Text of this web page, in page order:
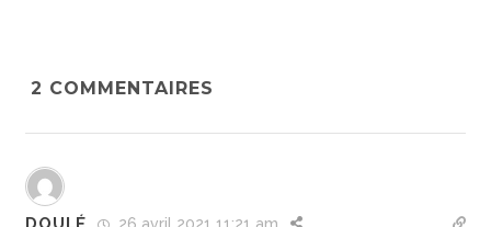
2 COMMENTAIRES